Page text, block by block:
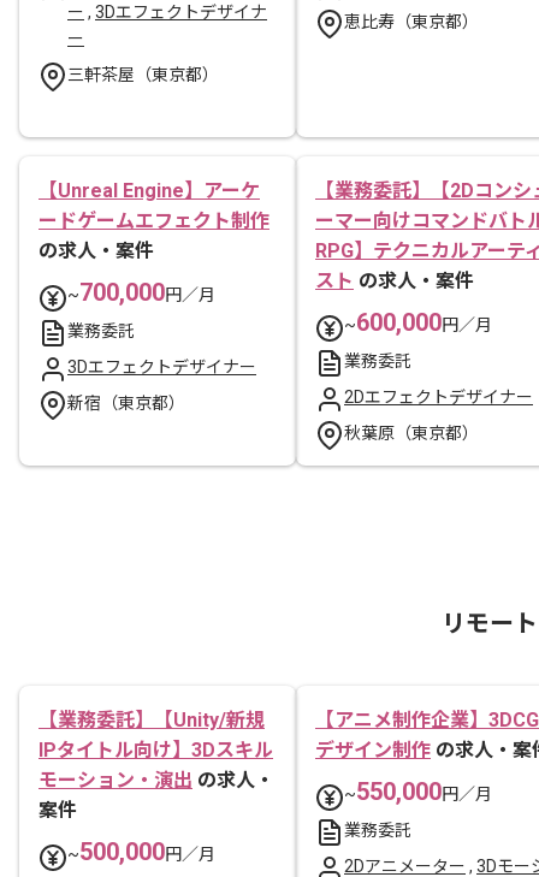
ー , 3Dエフェクトデザイナ
ー
三軒茶屋（東京都）
恵比寿（東京都）
【Unreal Engine】アーケ
ードゲームエフェクト制作
の求人・案件
~700,000円／月
業務委託
3Dエフェクトデザイナー
新宿（東京都）
【業務委託】【2Dコンシ
ーマー向けコマンドバト
RPG】テクニカルアーテ
スト の求人・案件
~600,000円／月
業務委託
2Dエフェクトデザイナー
秋葉原（東京都）
リモー
【業務委託】【Unity/新規
IPタイトル向け】3Dスキル
モーション・演出 の求人・
案件
~500,000円／月
【アニメ制作企業】3DCG
デザイン制作 の求人・案
~550,000円／月
業務委託
2Dアニメーター , 3Dモー